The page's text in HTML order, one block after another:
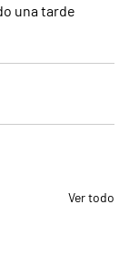
una tarde
Ver todo